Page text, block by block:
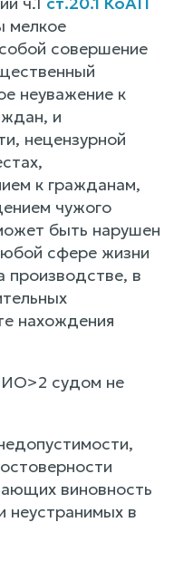
мелкое
совершение
неуважение к
и
нецензурной
к гражданам,
чужого
быть нарушен
сфере жизни
производстве, в
нахождения
судом не
виновность
в